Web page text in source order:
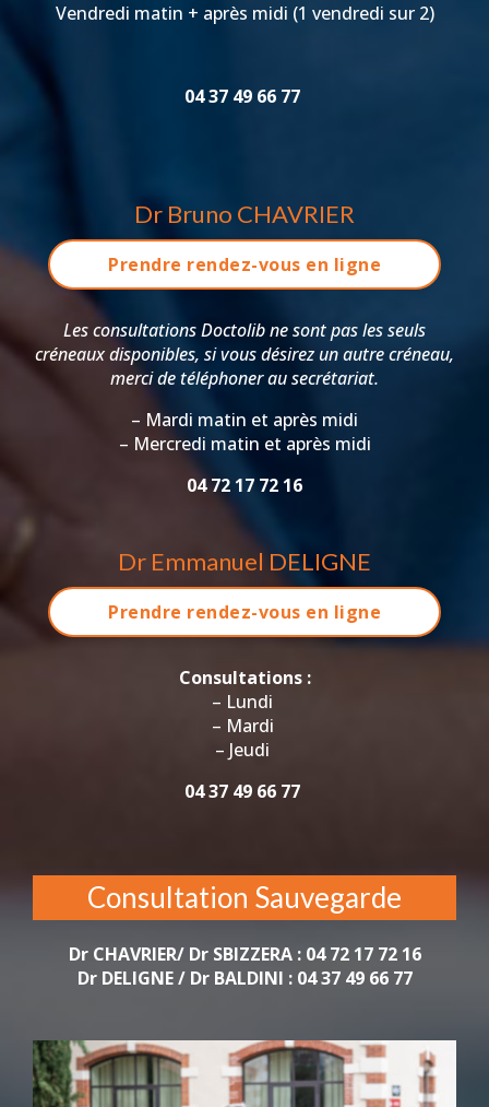
Vendredi matin + après midi (1 vendredi sur 2)
04 37 49 66 77
Dr Bruno CHAVRIER
Prendre rendez-vous en ligne
Les consultations Doctolib ne sont pas les seuls
créneaux disponibles, si vous désirez un autre créneau,
merci de téléphoner au secrétariat.
– Mardi matin et après midi
– Mercredi matin et après midi
04 72 17 72 16
Dr Emmanuel DELIGNE
Prendre rendez-vous en ligne
Consultations :
– Lundi
– Mardi
– Jeudi
04 37 49 66 77
Consultation Sauvegarde
Dr CHAVRIER/ Dr SBIZZERA : 04 72 17 72 16
Dr DELIGNE / Dr BALDINI : 04 37 49 66 77